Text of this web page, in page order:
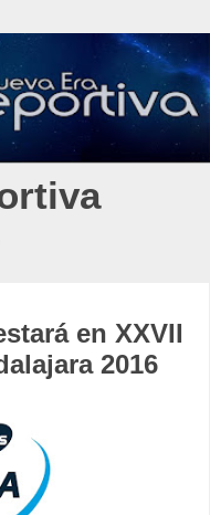
en XXVII
2016